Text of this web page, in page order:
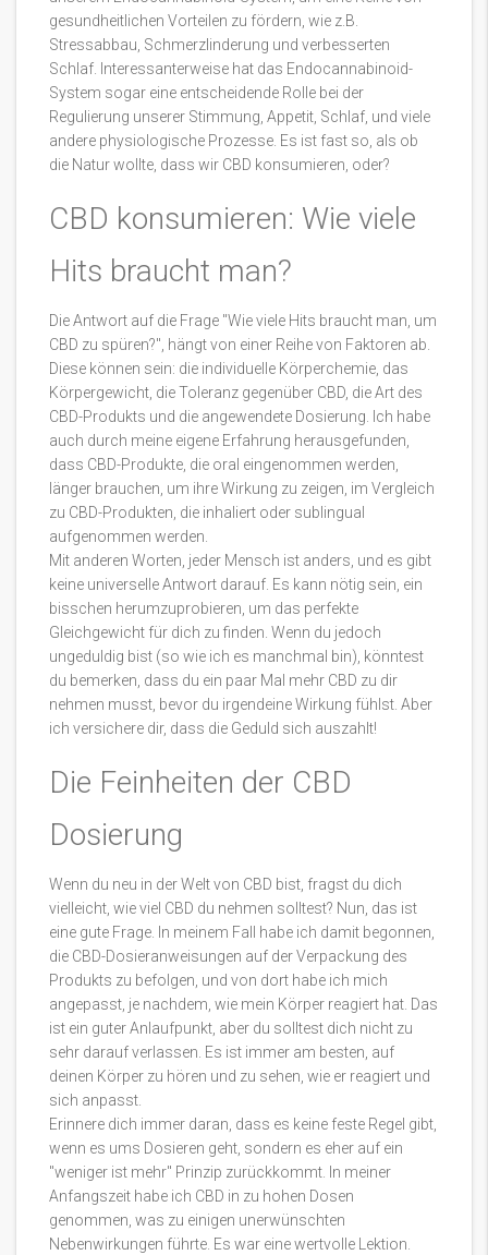
gesundheitlichen Vorteilen zu fördern, wie z.B.
Stressabbau, Schmerzlinderung und verbesserten
Schlaf. Interessanterweise hat das Endocannabinoid-
System sogar eine entscheidende Rolle bei der
Regulierung unserer Stimmung, Appetit, Schlaf, und viele
andere physiologische Prozesse. Es ist fast so, als ob
die Natur wollte, dass wir CBD konsumieren, oder?
CBD konsumieren: Wie viele
Hits braucht man?
Die Antwort auf die Frage "Wie viele Hits braucht man, um
CBD zu spüren?", hängt von einer Reihe von Faktoren ab.
Diese können sein: die individuelle Körperchemie, das
Körpergewicht, die Toleranz gegenüber CBD, die Art des
CBD-Produkts und die angewendete Dosierung. Ich habe
auch durch meine eigene Erfahrung herausgefunden,
dass CBD-Produkte, die oral eingenommen werden,
länger brauchen, um ihre Wirkung zu zeigen, im Vergleich
zu CBD-Produkten, die inhaliert oder sublingual
aufgenommen werden.
Mit anderen Worten, jeder Mensch ist anders, und es gibt
keine universelle Antwort darauf. Es kann nötig sein, ein
bisschen herumzuprobieren, um das perfekte
Gleichgewicht für dich zu finden. Wenn du jedoch
ungeduldig bist (so wie ich es manchmal bin), könntest
du bemerken, dass du ein paar Mal mehr CBD zu dir
nehmen musst, bevor du irgendeine Wirkung fühlst. Aber
ich versichere dir, dass die Geduld sich auszahlt!
Die Feinheiten der CBD
Dosierung
Wenn du neu in der Welt von CBD bist, fragst du dich
vielleicht, wie viel CBD du nehmen solltest? Nun, das ist
eine gute Frage. In meinem Fall habe ich damit begonnen,
die CBD-Dosieranweisungen auf der Verpackung des
Produkts zu befolgen, und von dort habe ich mich
angepasst, je nachdem, wie mein Körper reagiert hat. Das
ist ein guter Anlaufpunkt, aber du solltest dich nicht zu
sehr darauf verlassen. Es ist immer am besten, auf
deinen Körper zu hören und zu sehen, wie er reagiert und
sich anpasst.
Erinnere dich immer daran, dass es keine feste Regel gibt,
wenn es ums Dosieren geht, sondern es eher auf ein
"weniger ist mehr" Prinzip zurückkommt. In meiner
Anfangszeit habe ich CBD in zu hohen Dosen
genommen, was zu einigen unerwünschten
Nebenwirkungen führte. Es war eine wertvolle Lektion.